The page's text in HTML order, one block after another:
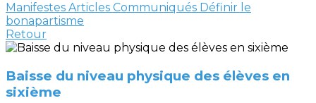
Manifestes Articles Communiqués Définir le
bonapartisme
Retour
Baisse du niveau physique des élèves en
sixième